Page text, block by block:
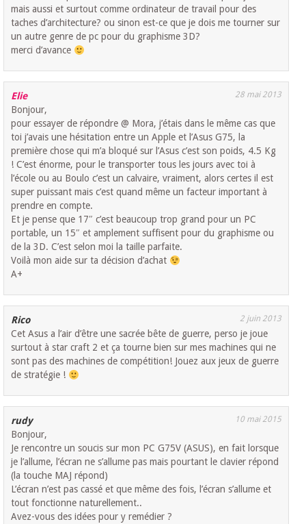
mais aussi et surtout comme ordinateur de travail pour des
taches d’architecture? ou sinon est-ce que je dois me tourner sur
un autre genre de pc pour du graphisme 3D?
merci d’avance
Elie 28 mai 2013
Bonjour,
pour essayer de répondre @ Mora, j’étais dans le même cas que
toi j’avais une hésitation entre un Apple et l’Asus G75, la
première chose qui m’a bloqué sur l’Asus c’est son poids, 4.5 Kg
! C’est énorme, pour le transporter tous les jours avec toi à
l’école ou au Boulo c’est un calvaire, vraiment, alors certes il est
super puissant mais c’est quand même un facteur important à
prendre en compte.
Et je pense que 17″ c’est beaucoup trop grand pour un PC
portable, un 15″ et amplement suffisent pour du graphisme ou
de la 3D. C’est selon moi la taille parfaite.
Voilà mon aide sur ta décision d’achat
A+
Rico 2 juin 2013
Cet Asus a l’air d’être une sacrée bête de guerre, perso je joue
surtout à star craft 2 et ça tourne bien sur mes machines qui ne
sont pas des machines de compétition! Jouez aux jeux de guerre
de stratégie !
rudy 10 mai 2015
Bonjour,
Je rencontre un soucis sur mon PC G75V (ASUS), en fait lorsque
je l’allume, l’écran ne s’allume pas mais pourtant le clavier répond
(la touche MAJ répond)
L’écran n’est pas cassé et que même des fois, l’écran s’allume et
tout fonctionne naturellement..
Avez-vous des idées pour y remédier ?